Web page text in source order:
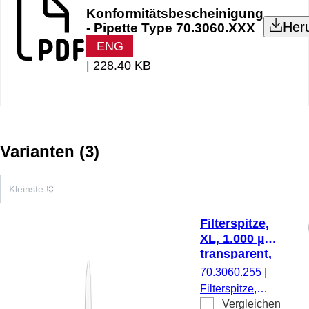
Konformitätsbescheinigung
- Pipette Type 70.3060.XXX
ENG
228.40 KB
Varianten (3)
Filterspitze,
XL, 1.000 µl,
transparent,
Biosphere®
plus, 96
Stück/Box
70.3060.255
Filterspitze,
Arbeitsvolumen:
Vergleichen